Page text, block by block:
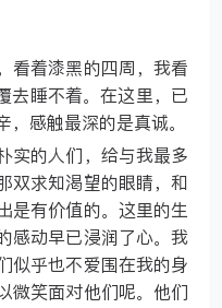
看着漆黑的四周，我看
去睡不着。在这里，已
感触最深的是真诚。
实的人们，给与我最多
双求知渴望的眼睛，和
是有价值的。这里的生
感动早已浸润了心。我
似乎也不爱围在我的身
微笑面对他们呢。他们